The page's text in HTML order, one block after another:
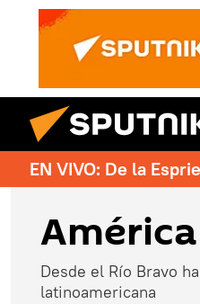
EN VIVO: De la
Desde el Río Bravo
latinoamericana